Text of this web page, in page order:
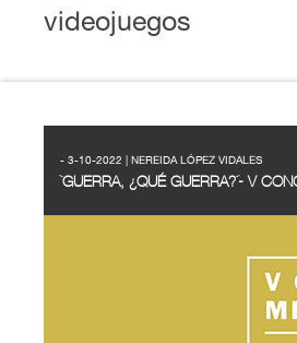
videojuegos
- 3-10-2022 | NEREIDA LÓPEZ VIDALES
`GUERRA, ¿QUÉ GUERRA?´- V